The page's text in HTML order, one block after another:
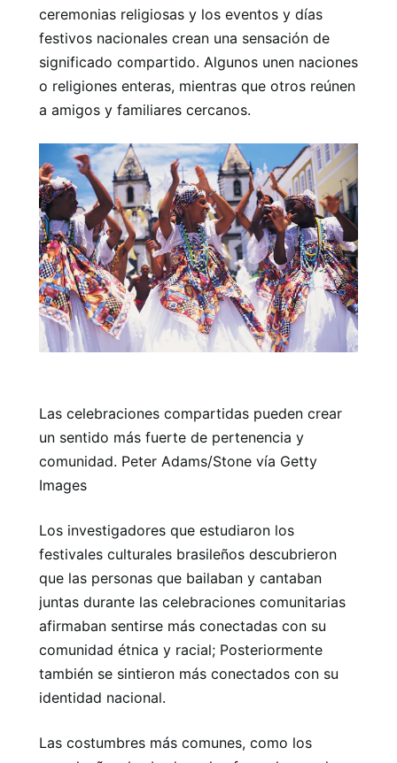
ceremonias religiosas y los eventos y días
festivos nacionales crean una sensación de
significado compartido. Algunos unen naciones
o religiones enteras, mientras que otros reúnen
a amigos y familiares cercanos.
Las celebraciones compartidas pueden crear
un sentido más fuerte de pertenencia y
comunidad. Peter Adams/Stone vía Getty
Images
Los investigadores que estudiaron los
festivales culturales brasileños descubrieron
que las personas que bailaban y cantaban
juntas durante las celebraciones comunitarias
afirmaban sentirse más conectadas con su
comunidad étnica y racial; Posteriormente
también se sintieron más conectados con su
identidad nacional.
Las costumbres más comunes, como los